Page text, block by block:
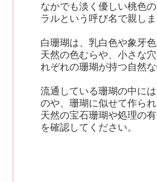
なかでも淡く優しい桃色
ラルという呼び名で親し
白珊瑚は、乳白色や象牙
天然の色むらや、小さな
れぞれの珊瑚が持つ自然
流通している珊瑚の中に
のや、珊瑚に似せて作ら
天然の宝石珊瑚や処理の
を確認してください。